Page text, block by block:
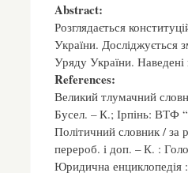
Abstract:
Розглядається
України. Досліджується
Уряду України. Наведені
References:
Великий тлумачний
Бусел. – К.; Ірпінь: ВТФ
Політичний словник /
перероб. і доп. – К. :
Юридична енциклопедія